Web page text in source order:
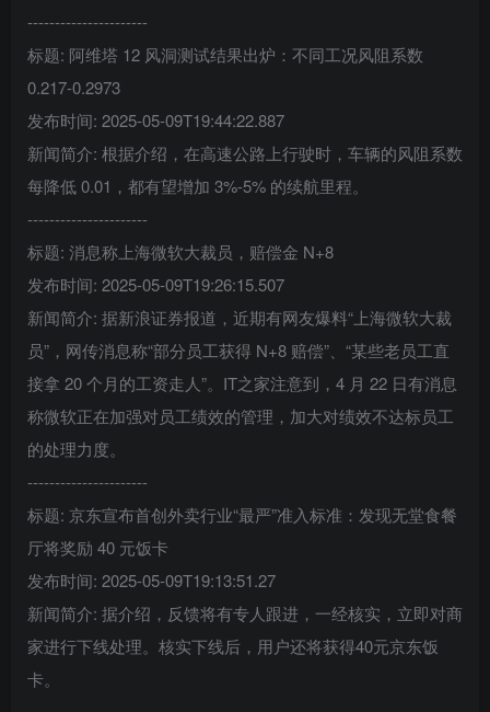
----------------------
标题: 阿维塔 12 风洞测试结果出炉：不同工况风阻系数
0.217-0.2973
发布时间: 2025-05-09T19:44:22.887
新闻简介: 根据介绍，在高速公路上行驶时，车辆的风阻系数
每降低 0.01，都有望增加 3%-5% 的续航里程。
----------------------
标题: 消息称上海微软大裁员，赔偿金 N+8
发布时间: 2025-05-09T19:26:15.507
新闻简介: 据新浪证券报道，近期有网友爆料“上海微软大裁
员”，网传消息称“部分员工获得 N+8 赔偿”、“某些老员工直
接拿 20 个月的工资走人”。IT之家注意到，4 月 22 日有消息
称微软正在加强对员工绩效的管理，加大对绩效不达标员工
的处理力度。
----------------------
标题: 京东宣布首创外卖行业“最严”准入标准：发现无堂食餐
厅将奖励 40 元饭卡
发布时间: 2025-05-09T19:13:51.27
新闻简介: 据介绍，反馈将有专人跟进，一经核实，立即对商
家进行下线处理。核实下线后，用户还将获得40元京东饭
卡。